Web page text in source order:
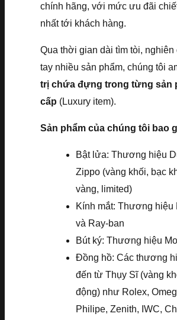
chính hãng, với mức ưu đãi
nhất tới khách hàng.
Qua thời gian dài tìm tòi, nghiên
tay nhiều sản phẩm, chúng tôi
trị chứa đựng trong từng sản
cấp (Luxury item).
Sản phẩm của chúng tôi bao
Bật lửa: Thương hiệu
Zippo (vàng khối, bạc
vàng, limited)
Kính mắt: Thương hiệu
và Ray-ban
Bút ký: Thương hiệu
Đồng hồ: Các thương
đến từ Thụy Sĩ (vàng
động) như Rolex,
Philipe, Zenith, IWC,